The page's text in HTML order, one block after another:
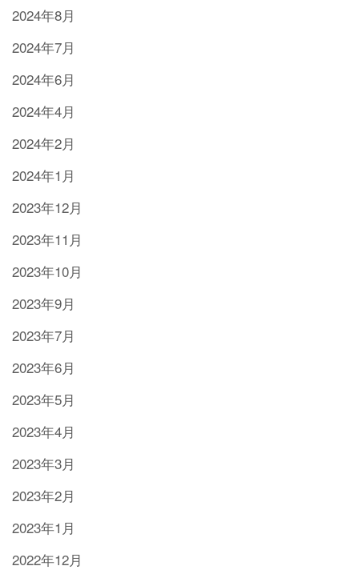
2024年8月
2024年7月
2024年6月
2024年4月
2024年2月
2024年1月
2023年12月
2023年11月
2023年10月
2023年9月
2023年7月
2023年6月
2023年5月
2023年4月
2023年3月
2023年2月
2023年1月
2022年12月